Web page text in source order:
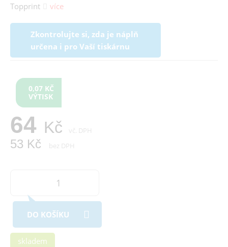
Topprint
více
Zkontrolujte si, zda je náplň
určena i pro Vaší tiskárnu
0,07 KČ
VÝTISK
64 Kč vč. DPH
53 Kč bez DPH
DO KOŠÍKU
skladem